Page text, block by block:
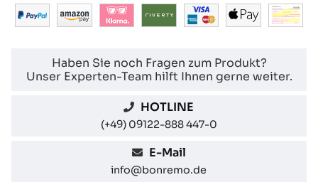
Haben Sie noch Fragen zum Produkt?
Unser Experten-Team hilft Ihnen gerne weiter.
HOTLINE
(+49) 09122-888 447-0
E-Mail
info@bonremo.de